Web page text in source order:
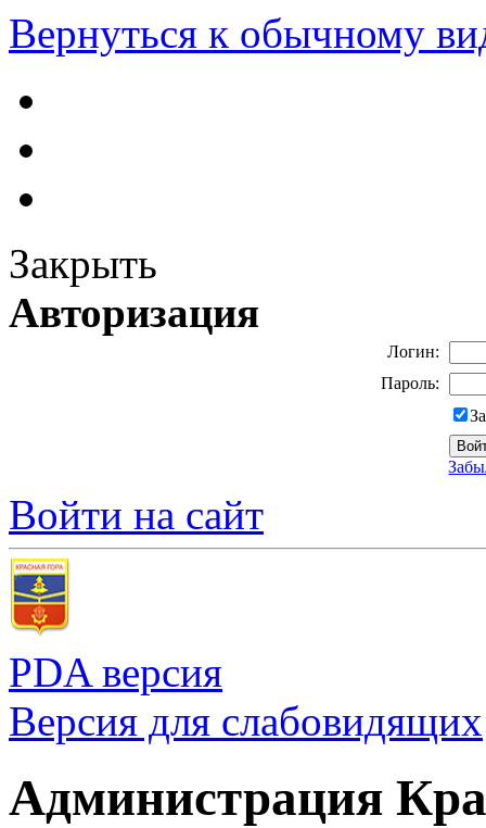
Вернуться к обычному
Закрыть
Авторизация
Логин:
Пароль:
Войти на сайт
PDA версия
Версия для слабовидящих
Администрация